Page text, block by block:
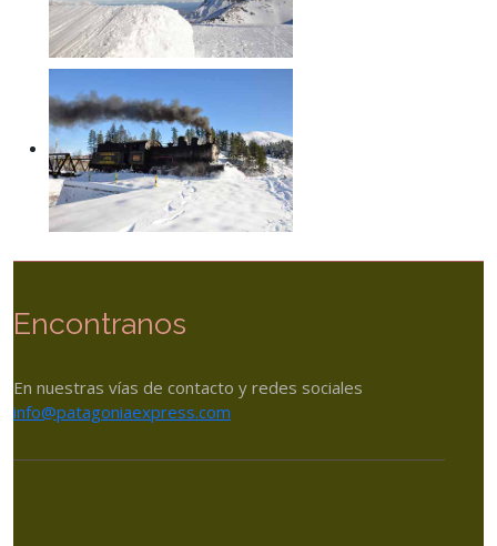
Encontranos
En nuestras vías de contacto y redes sociales
info@patagoniaexpress.com